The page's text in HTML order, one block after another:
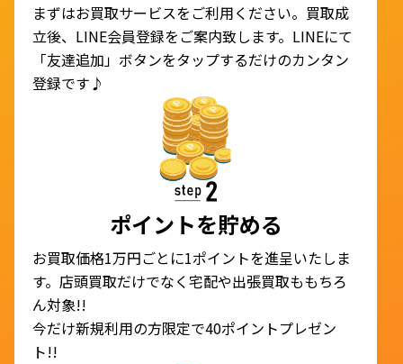
まずはお買取サービスをご利用ください。買取成
立後、LINE会員登録をご案内致します。LINEにて
「友達追加」ボタンをタップするだけのカンタン
登録です♪
ポイントを貯める
お買取価格1万円ごとに1ポイントを進呈いたしま
す。店頭買取だけでなく宅配や出張買取ももちろ
ん対象!!
今だけ新規利用の方限定で40ポイントプレゼン
ト!!